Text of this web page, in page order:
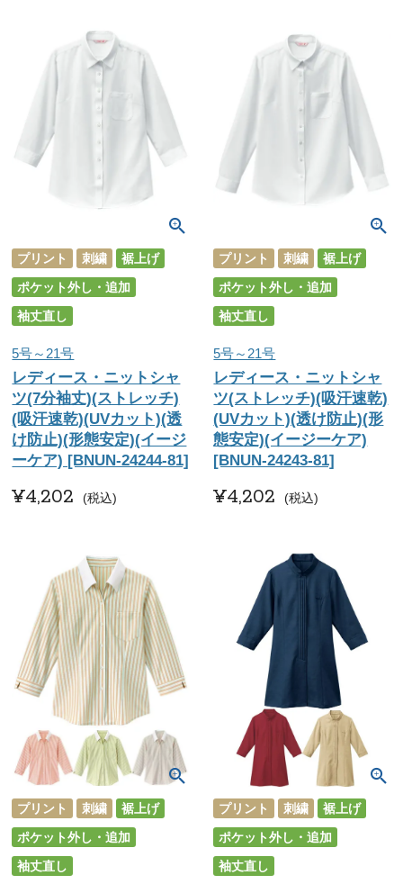
プリント 刺繍
裾上げ
ポケット外し・追加
袖丈直し
5号～21号
レディース・ニットシャ
ツ(7分袖丈)(ストレッチ)
(吸汗速乾)(UVカット)(透
け防止)(形態安定)(イージ
ーケア) [BNUN-24244-81]
¥4,202 税込
プリント 刺繍
裾上げ
ポケット外し・追加
袖丈直し
5号～21号
レディース・ニットシャ
ツ(ストレッチ)(吸汗速乾)
(UVカット)(透け防止)(形
態安定)(イージーケア)
[BNUN-24243-81]
¥4,202 税込
プリント 刺繍
裾上げ
ポケット外し・追加
袖丈直し
プリント 刺繍
裾上げ
ポケット外し・追加
袖丈直し